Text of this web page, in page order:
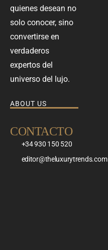
quienes desean no
solo conocer, sino
convertirse en
verdaderos
expertos del
universo del lujo.
ABOUT US
CONTACTO
+34 930 150 520
editor@theluxurytrends.com